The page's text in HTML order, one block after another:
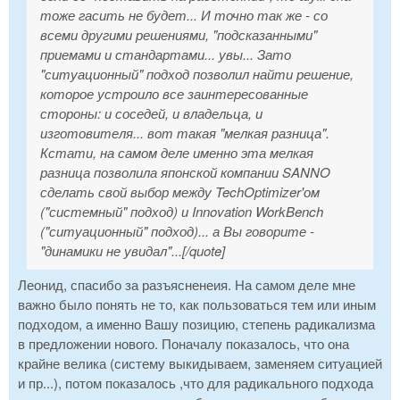
тоже гасить не будет... И точно так же - со
всеми другими решениями, "подсказанными"
приемами и стандартами... увы... Зато
"ситуационный" подход позволил найти решение,
которое устроило все заинтересованные
стороны: и соседей, и владельца, и
изготовителя... вот такая "мелкая разница".
Кстати, на самом деле именно эта мелкая
разница позволила японской компании SANNO
сделать свой выбор между TechOptimizer'ом
("системный" подход) и Innovation WorkBench
("ситуационный" подход)... а Вы говорите -
"динамики не увидал"...[/quote]
Леонид, спасибо за разъясненеия. На самом деле мне
важно было понять не то, как пользоваться тем или иным
подходом, а именно Вашу позицию, степень радикализма
в предложении нового. Поначалу показалось, что она
крайне велика (систему выкидываем, заменяем ситуацией
и пр...), потом показалось ,что для радикального подхода